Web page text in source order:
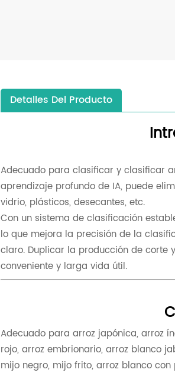
Detalles Del Producto
Adecuado para clasificar y clasificar
aprendizaje profundo de IA, puede
vidrio, plásticos, desecantes, etc.
Con un sistema de clasificación
lo que mejora la precisión de la
claro. Duplicar la producción de corte
conveniente y larga vida útil.
Adecuado para arroz japónica, arroz
rojo, arroz embrionario, arroz blanco
mijo negro, mijo frito, arroz blanco